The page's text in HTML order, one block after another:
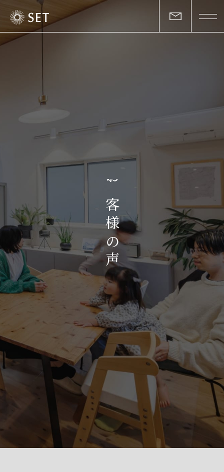
お
客
様
の
声
物件一覧
お客様の声
お知らせ・イベント
会社概要・アクセス
スタッフ紹介
プライバシーポリシー
賃貸管理サイトはこちら
会社に関することや物件についての
お問い合わせはこちらから